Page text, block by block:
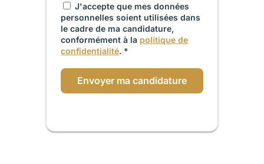
J'accepte que mes données
personnelles soient utilisées dans
le cadre de ma candidature,
conformément à la politique de
confidentialité. *
Envoyer ma candidature